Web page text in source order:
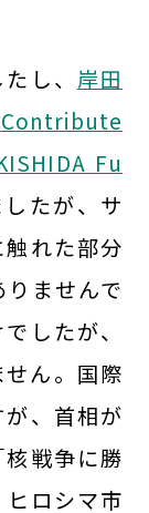
し、 岸田
Contribute
Fu
たが、サ
れた部分
ませんで
したが、
ん。国際
、首相が
戦争に勝
ロシマ市